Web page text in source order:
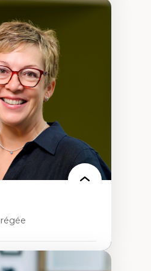
des nouvelles
biotechnologies
et électronique
et culturelle des
numériques
relatives à l’intelligence
machine et les
technologies